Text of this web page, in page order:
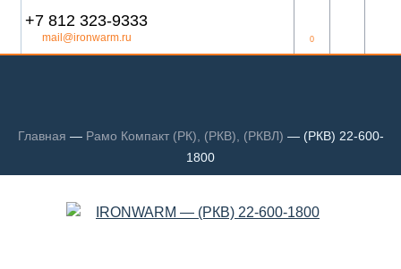
+7 812 323-9333
mail@ironwarm.ru 0
Главная — Рамо Компакт (РК), (РКВ), (РКВЛ) — (РКВ) 22-600-
1800